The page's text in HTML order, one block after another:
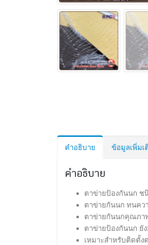
คำอธิบาย ข้อมูลเพิ่มเ
คำอธิบาย
ตาข่ายป้องกันนก ช
ตาข่ายกันนก ทนคว
ตาข่ายกันนกคุณภา
ตาข่ายป้องกันนก ยั
เหมาะสำหรับติดตั้ง